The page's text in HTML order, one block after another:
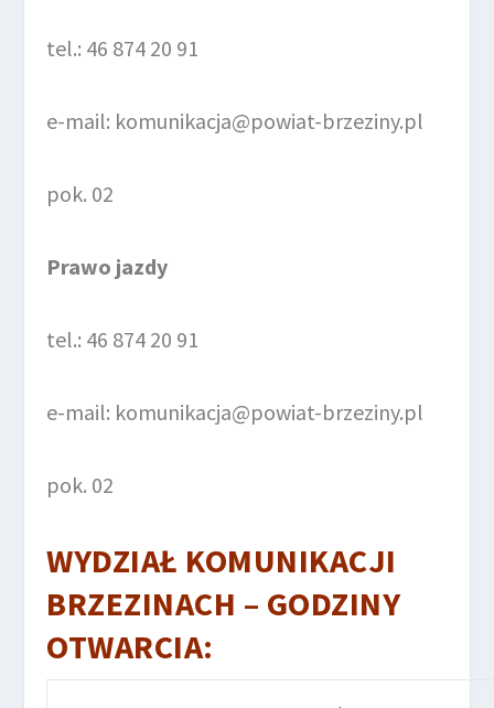
tel.: 46 874 20 91
e-mail: komunikacja@powiat-brzeziny.pl
pok. 02
Prawo jazdy
tel.: 46 874 20 91
e-mail: komunikacja@powiat-brzeziny.pl
pok. 02
WYDZIAŁ KOMUNIKACJI
BRZEZINACH – GODZINY
OTWARCIA: